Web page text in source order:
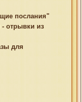
послания"
отрывки из
для